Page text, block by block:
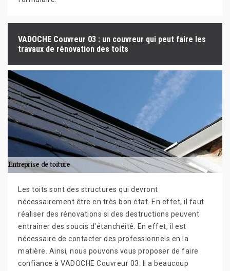
VADOCHE Couvreur 03 : un couvreur qui peut faire les
travaux de rénovation des toits
Les toits sont des structures qui devront
nécessairement être en très bon état. En effet, il faut
réaliser des rénovations si des destructions peuvent
entraîner des soucis d'étanchéité. En effet, il est
nécessaire de contacter des professionnels en la
matière. Ainsi, nous pouvons vous proposer de faire
confiance à VADOCHE Couvreur 03. Il a beaucoup